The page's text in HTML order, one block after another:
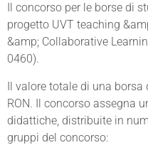
Il concorso per le borse di
progetto UVT teaching
&amp; Collaborative
0460).
Il valore totale di una
RON. Il concorso assegna
didattiche, distribuite in
gruppi del concorso: